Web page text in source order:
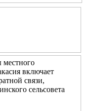
включает
связи,
сельсовета